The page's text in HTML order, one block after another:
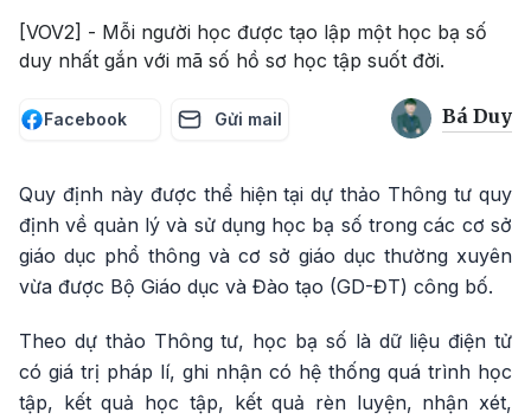
[VOV2] - Mỗi người học được tạo lập một học bạ số
duy nhất gắn với mã số hồ sơ học tập suốt đời.
Facebook Gửi mail Bá Duy
Quy định này được thể hiện tại dự thảo Thông tư quy
định về quản lý và sử dụng học bạ số trong các cơ sở
giáo dục phổ thông và cơ sở giáo dục thường xuyên
vừa được Bộ Giáo dục và Đào tạo (GD-ĐT) công bố.
Theo dự thảo Thông tư, học bạ số là dữ liệu điện tử
có giá trị pháp lí, ghi nhận có hệ thống quá trình học
tập, kết quả học tập, kết quả rèn luyện, nhận xét,